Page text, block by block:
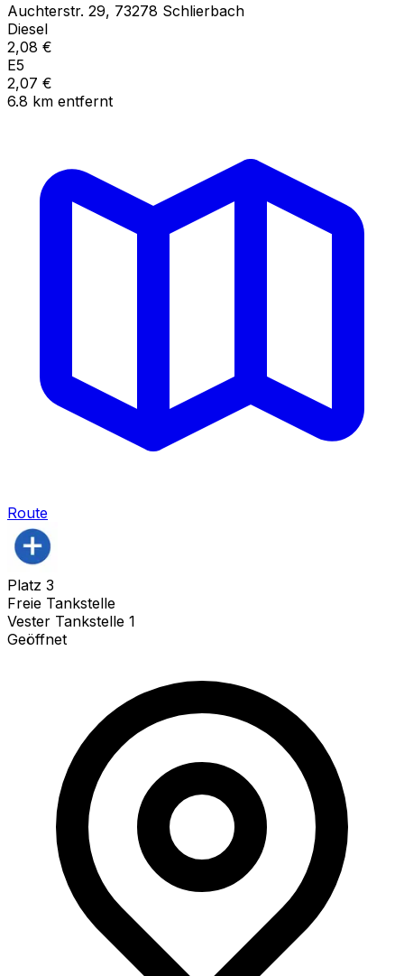
Auchterstr. 29, 73278 Schlierbach
Diesel
2,08 €
E5
2,07 €
6.8 km entfernt
Route
Platz 3
Freie Tankstelle
Vester Tankstelle 1
Geöffnet